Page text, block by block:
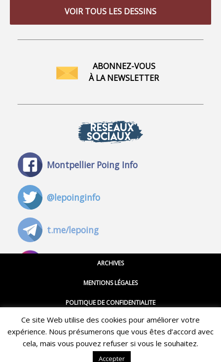
VOIR TOUS LES DESSINS
ABONNEZ-VOUS
À LA NEWSLETTER
RÉSEAUX
SOCIAUX
Montpellier Poing Info
@lepoinginfo
t.me/lepoing
@montpellierpoinginfo
@LePoingMontpellier
ARCHIVES
MENTIONS LÉGALES
POLITIQUE DE CONFIDENTIALITE
CGU
CONTACT
Restez informé·e des dernières actualités du Poing !
ABONNEZ-VOUS À LA NEWSLETTER
Ce site Web utilise des cookies pour améliorer votre
expérience. Nous présumerons que vous êtes d’accord avec
cela, mais vous pouvez refuser si vous le souhaitez.
Accepter